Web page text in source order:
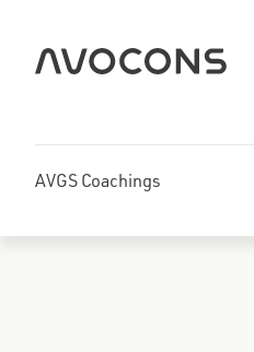
springen
AVGS Coachings